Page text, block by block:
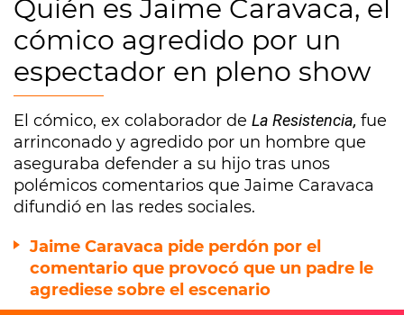
Quién es Jaime Caravaca, el
cómico agredido por un
espectador en pleno show
El cómico, ex colaborador de La Resistencia, fue
arrinconado y agredido por un hombre que
aseguraba defender a su hijo tras unos
polémicos comentarios que Jaime Caravaca
difundió en las redes sociales.
Jaime Caravaca pide perdón por el
comentario que provocó que un padre le
agrediese sobre el escenario